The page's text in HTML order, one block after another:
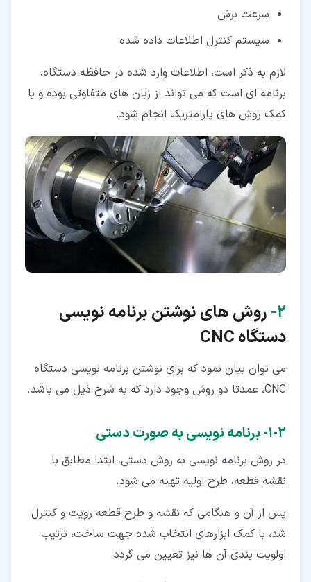
سرعت برش
سیستم کنترل اطلاعات داده شده
لازم به ذکر است، اطلاعات وارد شده در حافظه دستگاه،
برنامه ای است که می تواند از زبان های متفاوتی بوده و با
کمک روش های پارامتریک انجام شود.
۲‏- روش های نوشتن برنامه نویسی
دستگاهCNC
می توان بیان نمود که برای نوشتن برنامه نویسی دستگاه
CNC، عمدتا دو روش وجود دارد که به شرح ذیل می باشد.
۲‏-‏۱‏- برنامه نویسی به صورت دستی
در روش برنامه نویسی به روش دستی، ابتدا مطابق با
نقشه قطعه، طرح اولیه تهیه می شود.
پس از آن و هنگامی که نقشه و طرح قطعه رویت و کنترل
شد، با کمک ابزارهای انتخاب شده جهت ساخت، ترتیب
اولویت بندی آن ها نیز تعیین می گردد.